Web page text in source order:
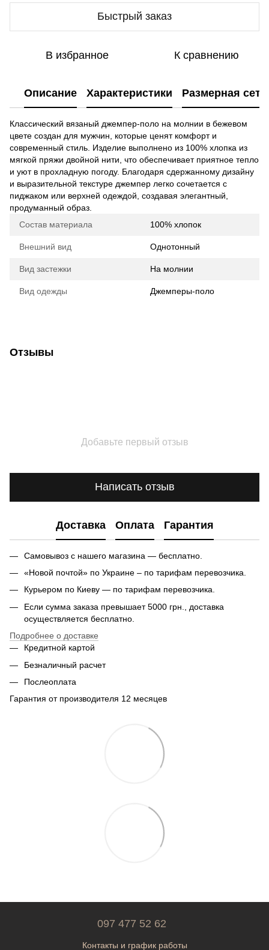
Быстрый заказ
В избранное К сравнению
Описание Характеристики Размерная
Классический вязаный джемпер-поло на молнии в бежевом
цвете создан для мужчин, которые ценят комфорт и
современный стиль. Изделие выполнено из 100% хлопка из
мягкой пряжи двойной нити, что обеспечивает приятное тепло
и уют в прохладную погоду. Благодаря сдержанному дизайну
и выразительной текстуре джемпер легко сочетается с
пиджаком или верхней одеждой, создавая элегантный,
продуманный образ.
Состав материала
100% хлопок
Внешний вид Однотонный
Вид застежки На молнии
Вид одежды Джемперы-поло
Отзывы
Добавьте первый отзыв
Написать отзыв
Доставка Оплата Гарантия
Самовывоз с нашего магазина — бесплатно.
«Новой почтой» по Украине – по тарифам перевозчика.
Курьером по Киеву — по тарифам перевозчика.
Если сумма заказа превышает 5000 грн., доставка
осуществляется бесплатно.
Подробнее о доставке
Кредитной картой
Безналичный расчет
Послеоплата
Гарантия от производителя 12 месяцев
097 477 52 62
Контакты и график работы